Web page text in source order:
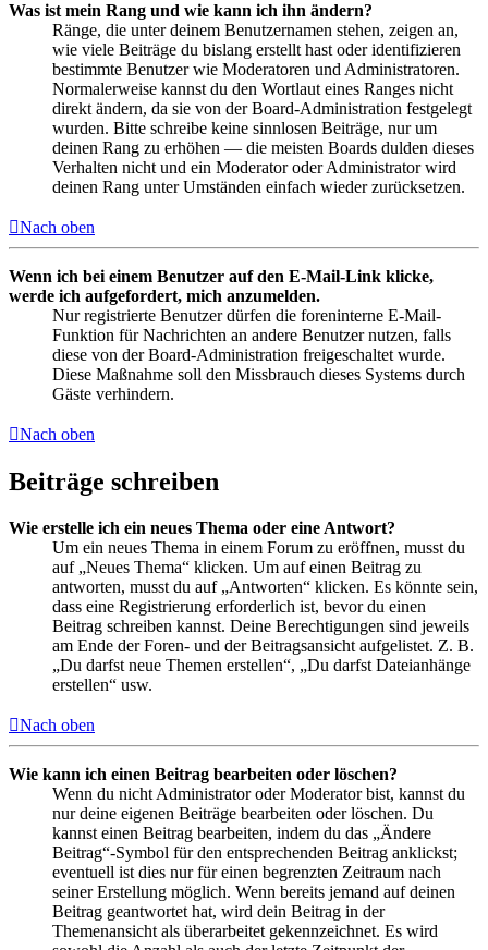
Was ist mein Rang und wie kann ich ihn ändern?
Ränge, die unter deinem Benutzernamen stehen, zeigen an,
wie viele Beiträge du bislang erstellt hast oder identifizieren
bestimmte Benutzer wie Moderatoren und Administratoren.
Normalerweise kannst du den Wortlaut eines Ranges nicht
direkt ändern, da sie von der Board-Administration festgelegt
wurden. Bitte schreibe keine sinnlosen Beiträge, nur um
deinen Rang zu erhöhen — die meisten Boards dulden dieses
Verhalten nicht und ein Moderator oder Administrator wird
deinen Rang unter Umständen einfach wieder zurücksetzen.
Nach oben
Wenn ich bei einem Benutzer auf den E-Mail-Link klicke,
werde ich aufgefordert, mich anzumelden.
Nur registrierte Benutzer dürfen die foreninterne E-Mail-
Funktion für Nachrichten an andere Benutzer nutzen, falls
diese von der Board-Administration freigeschaltet wurde.
Diese Maßnahme soll den Missbrauch dieses Systems durch
Gäste verhindern.
Nach oben
Beiträge schreiben
Wie erstelle ich ein neues Thema oder eine Antwort?
Um ein neues Thema in einem Forum zu eröffnen, musst du
auf „Neues Thema“ klicken. Um auf einen Beitrag zu
antworten, musst du auf „Antworten“ klicken. Es könnte sein,
dass eine Registrierung erforderlich ist, bevor du einen
Beitrag schreiben kannst. Deine Berechtigungen sind jeweils
am Ende der Foren- und der Beitragsansicht aufgelistet. Z. B.
„Du darfst neue Themen erstellen“, „Du darfst Dateianhänge
erstellen“ usw.
Nach oben
Wie kann ich einen Beitrag bearbeiten oder löschen?
Wenn du nicht Administrator oder Moderator bist, kannst du
nur deine eigenen Beiträge bearbeiten oder löschen. Du
kannst einen Beitrag bearbeiten, indem du das „Ändere
Beitrag“-Symbol für den entsprechenden Beitrag anklickst;
eventuell ist dies nur für einen begrenzten Zeitraum nach
seiner Erstellung möglich. Wenn bereits jemand auf deinen
Beitrag geantwortet hat, wird dein Beitrag in der
Themenansicht als überarbeitet gekennzeichnet. Es wird